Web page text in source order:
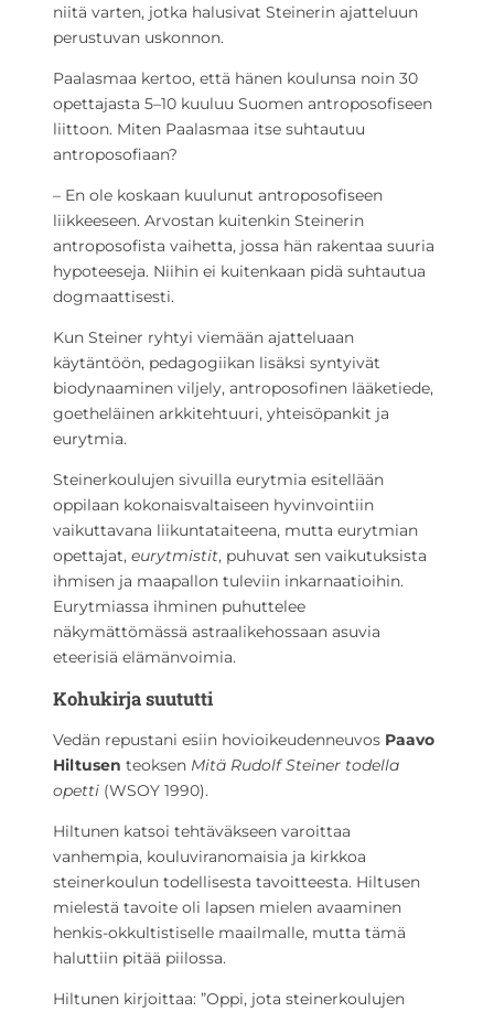
niitä varten, jotka halusivat Steinerin ajatteluun
perustuvan uskonnon.
Paalasmaa kertoo, että hänen koulunsa noin 30
opettajasta 5–10 kuuluu Suomen antroposofiseen
liittoon. Miten Paalasmaa itse suhtautuu
antroposofiaan?
– En ole koskaan kuulunut antroposofiseen
liikkeeseen. Arvostan kuitenkin Steinerin
antroposofista vaihetta, jossa hän rakentaa suuria
hypoteeseja. Niihin ei kuitenkaan pidä suhtautua
dogmaattisesti.
Kun Steiner ryhtyi viemään ajatteluaan
käytäntöön, pedagogiikan lisäksi syntyivät
biodynaaminen viljely, antroposofinen lääketiede,
goetheläinen arkkitehtuuri, yhteisöpankit ja
eurytmia.
Steinerkoulujen sivuilla eurytmia esitellään
oppilaan kokonaisvaltaiseen hyvinvointiin
vaikuttavana liikuntataiteena, mutta eurytmian
opettajat, eurytmistit, puhuvat sen vaikutuksista
ihmisen ja maapallon tuleviin inkarnaatioihin.
Eurytmiassa ihminen puhuttelee
näkymättömässä astraalikehossaan asuvia
eteerisiä elämänvoimia.
Kohukirja suututti
Vedän repustani esiin hovioikeudenneuvos Paavo
Hiltusen teoksen Mitä Rudolf Steiner todella
opetti (WSOY 1990).
Hiltunen katsoi tehtäväkseen varoittaa
vanhempia, kouluviranomaisia ja kirkkoa
steinerkoulun todellisesta tavoitteesta. Hiltusen
mielestä tavoite oli lapsen mielen avaaminen
henkis-okkultistiselle maailmalle, mutta tämä
haluttiin pitää piilossa.
Hiltunen kirjoittaa: ”Oppi, jota steinerkoulujen